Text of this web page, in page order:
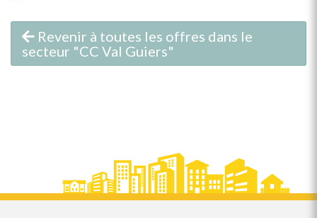
Revenir à toutes les offres dans le
secteur "CC Val Guiers"